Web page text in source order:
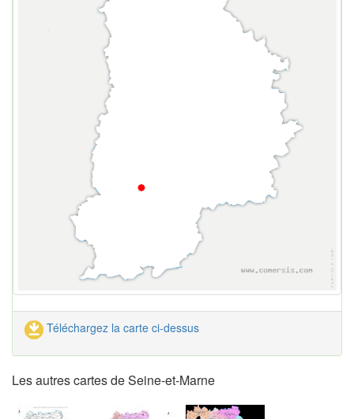
Téléchargez la carte ci-dessus
Les autres cartes de Seine-et-Marne